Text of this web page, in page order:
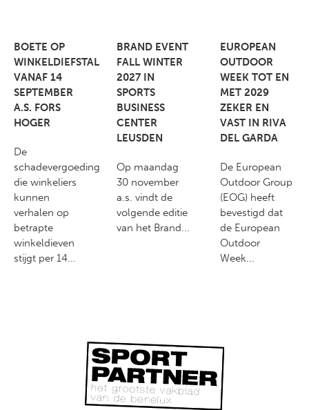
BOETE OP
WINKELDIEFSTAL
VANAF 14
SEPTEMBER
A.S. FORS
HOGER
De
schadevergoeding
die winkeliers
kunnen
verhalen op
betrapte
winkeldieven
stijgt per 14...
BRAND EVENT
FALL WINTER
2027 IN
SPORTS
BUSINESS
CENTER
LEUSDEN
Op maandag
30 november
a.s. vindt de
volgende editie
van het Brand...
EUROPEAN
OUTDOOR
WEEK TOT EN
MET 2029
ZEKER EN
VAST IN RIVA
DEL GARDA
De European
Outdoor Group
(EOG) heeft
bevestigd dat
de European
Outdoor
Week...